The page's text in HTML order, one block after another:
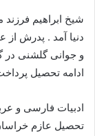
دنیا آمد . پدرش
و جوانی گلشنی
ادامه تحصیل
ادبیات فارسی و
تحصیل عازم